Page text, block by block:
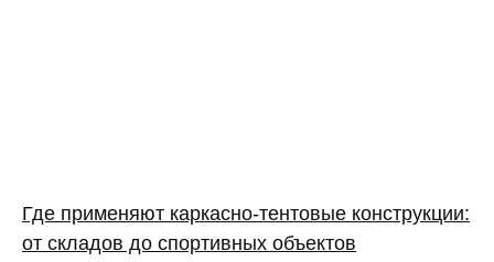
Где применяют каркасно‑тентовые конструкции:
от складов до спортивных объектов